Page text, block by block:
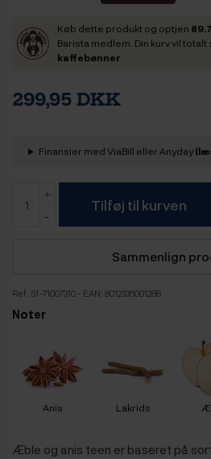
Køb dette produkt og optjen
Barista medlem. Din kurv vil
kaffebønner
299,95 DKK
Finansier med ViaBill eller Anyday
Tilføj til kurven
Sammenlign
Ref: 51-71007310 - EAN: 8012336001288
Noter
Anis Lakrids
Æble og anis teen er baseret på